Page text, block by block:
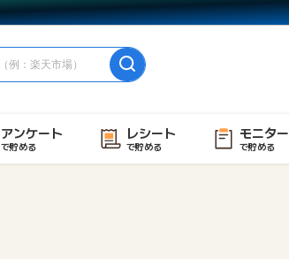
アンケート
で貯める
レシート
で貯める
モニター
で貯める